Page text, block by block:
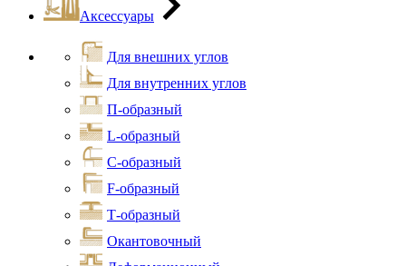
Аксессуары
Для внешних углов
Для внутренних углов
П-образный
L-образный
С-образный
F-образный
Т-образный
Окантовочный